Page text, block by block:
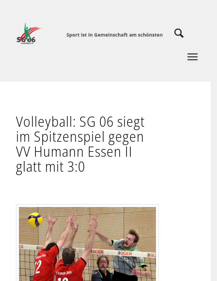
Volleyball: SG 06 siegt
im Spitzenspiel gegen
VV Humann Essen II
glatt mit 3:0